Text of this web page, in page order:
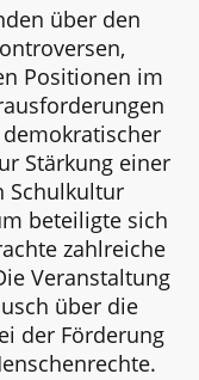
über den
Positionen im
Stärkung einer
Schulkultur
beteiligte sich
zahlreiche
Veranstaltung
über die
der Förderung